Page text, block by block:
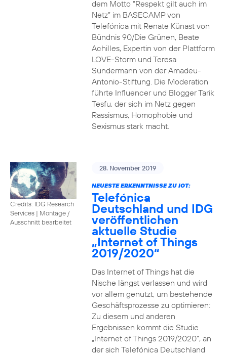
dem Motto “Respekt gilt auch im
Netz” im BASECAMP von
Telefónica mit Renate Künast von
Bündnis 90/Die Grünen, Beate
Achilles, Expertin von der Plattform
LOVE-Storm und Teresa
Sündermann von der Amadeu-
Antonio-Stiftung. Die Moderation
führte Influencer und Blogger Tarik
Tesfu, der sich im Netz gegen
Rassismus, Homophobie und
Sexismus stark macht.
Credits: IDG Research
Services | Montage /
Ausschnitt bearbeitet
28. November 2019
NEUESTE ERKENNTNISSE ZU IOT:
Telefónica
Deutschland und IDG
veröffentlichen
aktuelle Studie
„Internet of Things
2019/2020“
Das Internet of Things hat die
Nische längst verlassen und wird
vor allem genutzt, um bestehende
Geschäftsprozesse zu optimieren:
Zu diesem und anderen
Ergebnissen kommt die Studie
„Internet of Things 2019/2020“, an
der sich Telefónica Deutschland